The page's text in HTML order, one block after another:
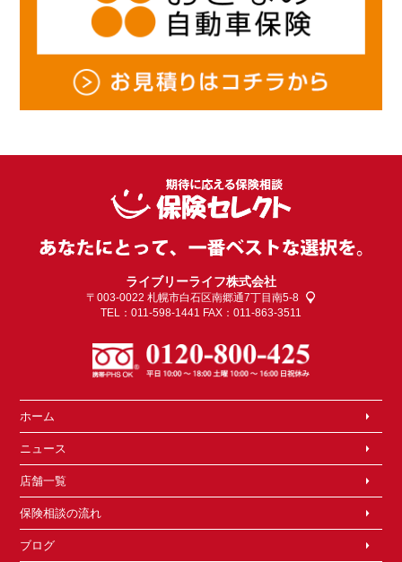
ライブリーライフ株式会社
〒003-0022 札幌市白石区南郷通7丁目南5-8
TEL：011-598-1441 FAX：011-863-3511
ホーム
ニュース
店舗一覧
保険相談の流れ
ブログ